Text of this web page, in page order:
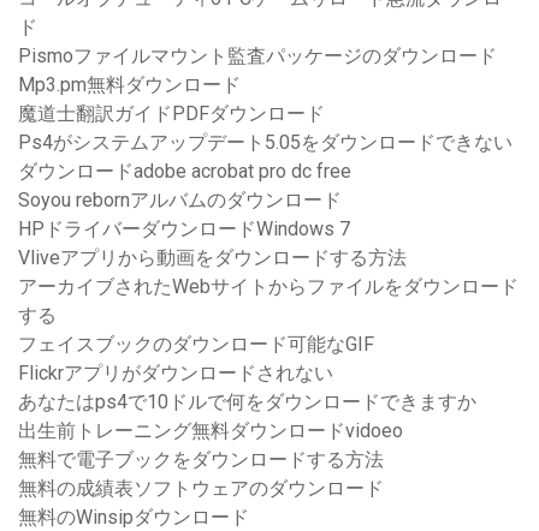
ド
Pismoファイルマウント監査パッケージのダウンロード
Mp3.pm無料ダウンロード
魔道士翻訳ガイドPDFダウンロード
Ps4がシステムアップデート5.05をダウンロードできない
ダウンロードadobe acrobat pro dc free
Soyou rebornアルバムのダウンロード
HPドライバーダウンロードWindows 7
Vliveアプリから動画をダウンロードする方法
アーカイブされたWebサイトからファイルをダウンロード
する
フェイスブックのダウンロード可能なGIF
Flickrアプリがダウンロードされない
あなたはps4で10ドルで何をダウンロードできますか
出生前トレーニング無料ダウンロードvidoeo
無料で電子ブックをダウンロードする方法
無料の成績表ソフトウェアのダウンロード
無料のWinsipダウンロード